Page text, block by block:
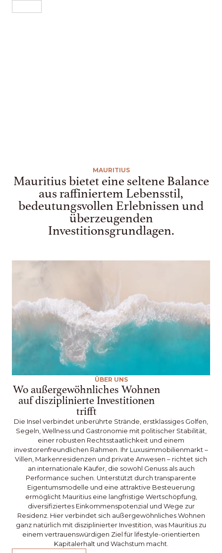
MAURITIUS
Mauritius bietet eine seltene Balance
aus raffiniertem Lebensstil,
bedeutungsvollen Erlebnissen und
überzeugenden
Investitionsgrundlagen.
ÜBER UNS
Wo außergewöhnliches Wohnen
auf disziplinierte Investitionen
trifft
Die Insel verbindet unberührte Strände, erstklassiges Golfen,
Segeln, Wellness und Gastronomie mit politischer Stabilität,
einer robusten Rechtsstaatlichkeit und einem
investorenfreundlichen Rahmen. Ihr Luxusimmobilienmarkt –
Villen, Markenresidenzen und private Anwesen – richtet sich
an internationale Käufer, die sowohl Genuss als auch
Performance suchen. Unterstützt durch transparente
Eigentumsmodelle und eine attraktive Besteuerung
ermöglicht Mauritius eine langfristige Wertschöpfung,
diversifiziertes Einkommenspotenzial und Wege zur
Residenz. Hier verbindet sich außergewöhnliches Wohnen
ganz natürlich mit disziplinierter Investition, was Mauritius zu
einem vertrauenswürdigen Ziel für lifestyle-orientierten
Kapitalerhalt und Wachstum macht.